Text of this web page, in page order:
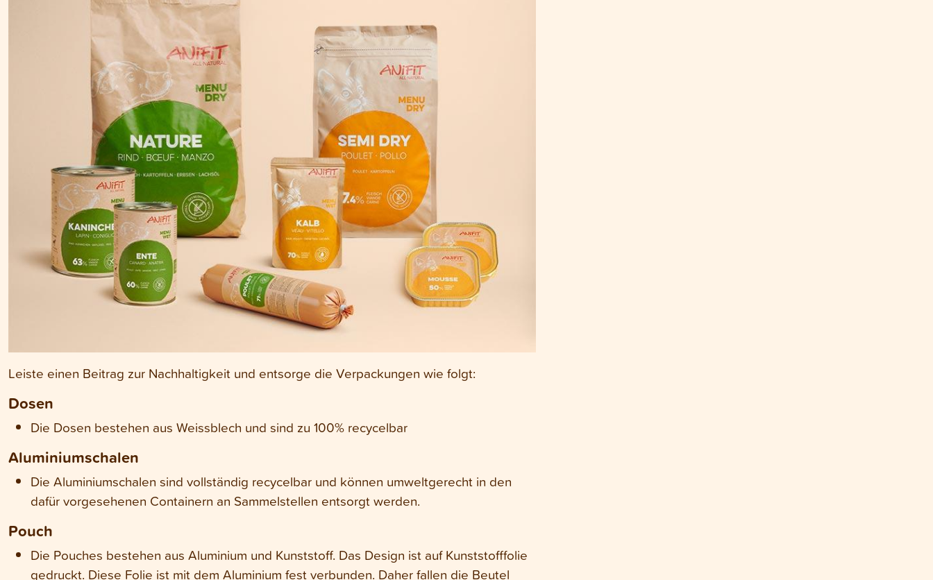
Leiste einen Beitrag zur Nachhaltigkeit und entsorge die Verpackungen wie folgt:
Dosen
Die Dosen bestehen aus Weissblech und sind zu 100% recycelbar
Aluminiumschalen
Die Aluminiumschalen sind vollständig recycelbar und können umweltgerecht in den
dafür vorgesehenen Containern an Sammelstellen entsorgt werden.
Pouch
Die Pouches bestehen aus Aluminium und Kunststoff. Das Design ist auf Kunststofffolie
gedruckt. Diese Folie ist mit dem Aluminium fest verbunden. Daher fallen die Beutel